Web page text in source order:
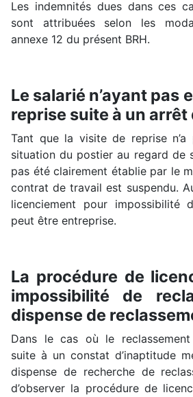
Les indemnités dues dans ces
sont attribuées selon les
annexe 12 du présent BRH.
Le salarié n’ayant pas
reprise suite à un arrêt
Tant que la visite de reprise n’a
situation du postier au regard de
pas été clairement établie par le
contrat de travail est suspendu.
licenciement pour impossibilité
peut être entreprise.
La procédure de
impossibilité de
dispense de
Dans le cas où le reclassement
suite à un constat d’inaptitude
dispense de recherche de
d’observer la procédure de